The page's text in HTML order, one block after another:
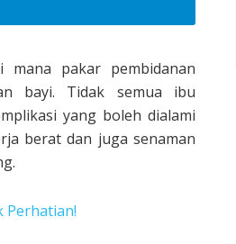
mana pakar pembidanan
bayi. Tidak semua ibu
yang boleh dialami
berat dan juga senaman
Perhatian!